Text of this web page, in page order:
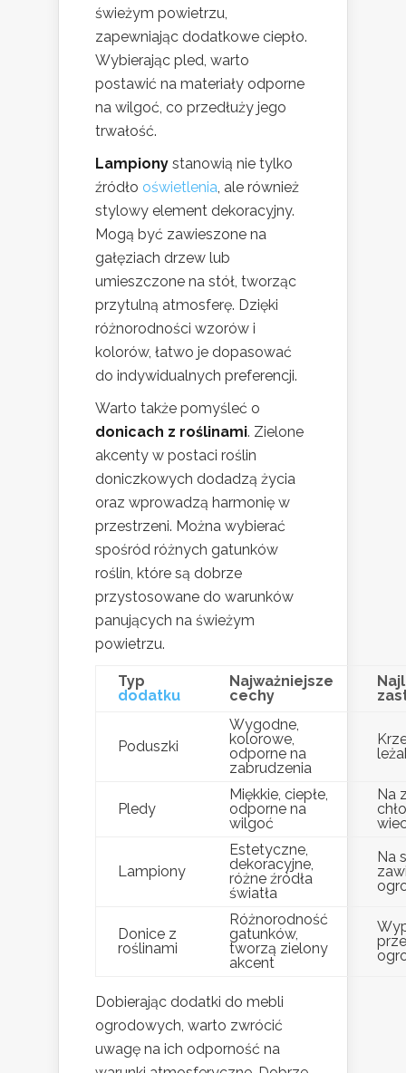
świeżym powietrzu,
zapewniając dodatkowe ciepło.
Wybierając pled, warto
postawić na materiały odporne
na wilgoć, co przedłuży jego
trwałość.
Lampiony stanowią nie tylko
źródło oświetlenia, ale również
stylowy element dekoracyjny.
Mogą być zawieszone na
gałęziach drzew lub
umieszczone na stół, tworząc
przytulną atmosferę. Dzięki
różnorodności wzorów i
kolorów, łatwo je dopasować
do indywidualnych preferencji.
Warto także pomyśleć o
donicach z roślinami. Zielone
akcenty w postaci roślin
doniczkowych dodadzą życia
oraz wprowadzą harmonię w
przestrzeni. Można wybierać
spośród różnych gatunków
roślin, które są dobrze
przystosowane do warunków
panujących na świeżym
powietrzu.
Typ
dodatku
Najważniejsze
cechy
Poduszki
Wygodne,
kolorowe,
odporne na
zabrudzenia
Pledy
Miękkie, ciepłe,
odporne na
wilgoć
Na
Lampiony
Estetyczne,
dekoracyjne,
różne źródła
światła
Na
Donice z
roślinami
Różnorodność
gatunków,
tworzą zielony
akcent
Dobierając dodatki do mebli
ogrodowych, warto zwrócić
uwagę na ich odporność na